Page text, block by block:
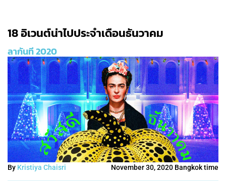
18 อิเวนต์น่าไปประจำเดือนธันวาคม
ลากันที 2020
By Kristiya Chaisri November 30, 2020 Bangkok time